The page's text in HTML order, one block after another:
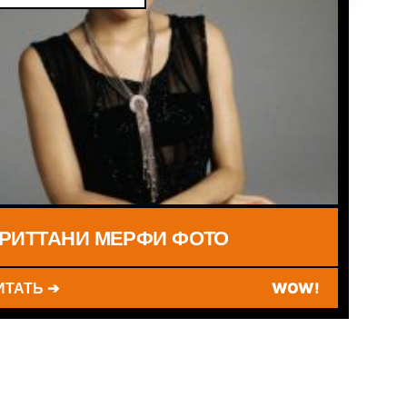
МЕРФИ ФОТО
➔ WOW!